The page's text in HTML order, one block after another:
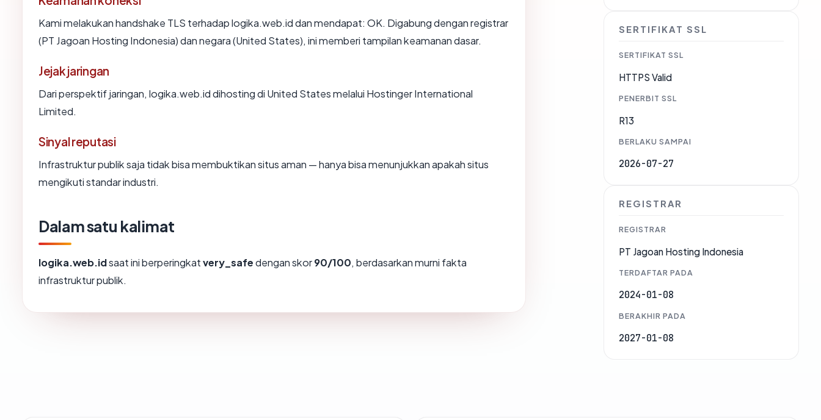
Kami melakukan handshake TLS terhadap logika.web.id dan mendapat: OK. Digabung dengan registrar
(PT Jagoan Hosting Indonesia) dan negara (United States), ini memberi tampilan keamanan dasar.
Jejak jaringan
Dari perspektif jaringan, logika.web.id dihosting di United States melalui Hostinger International
Limited.
Sinyal reputasi
Infrastruktur publik saja tidak bisa membuktikan situs aman — hanya bisa menunjukkan apakah situs
mengikuti standar industri.
Dalam satu kalimat
logika.web.idsaat ini berperingkatvery_safedengan skor90/100, berdasarkan murni fakta
infrastruktur publik.
SERTIFIKAT SSL
SERTIFIKAT SSL
HTTPS Valid
PENERBIT SSL
R13
BERLAKU SAMPAI
2026-07-27
REGISTRAR
REGISTRAR
PT Jagoan Hosting Indonesia
TERDAFTAR PADA
2024-01-08
BERAKHIR PADA
2027-01-08